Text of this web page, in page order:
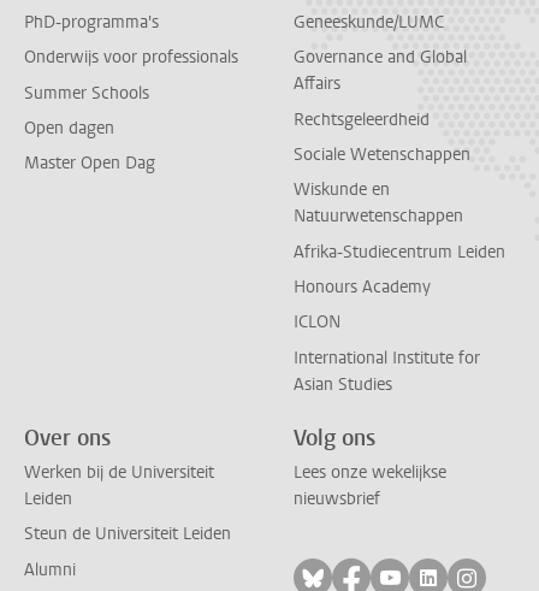
PhD-programma's
Onderwijs voor professionals
Summer Schools
Open dagen
Master Open Dag
Geneeskunde/LUMC
Governance and Global
Affairs
Rechtsgeleerdheid
Sociale Wetenschappen
Wiskunde en
Natuurwetenschappen
Afrika-Studiecentrum Leiden
Honours Academy
ICLON
International Institute for
Asian Studies
Over ons
Werken bij de Universiteit
Leiden
Steun de Universiteit Leiden
Alumni
Volg ons
Lees onze wekelijkse
nieuwsbrief
Volg ons op bluesky
Volg ons op
Volg ons op
Volg ons
Volg